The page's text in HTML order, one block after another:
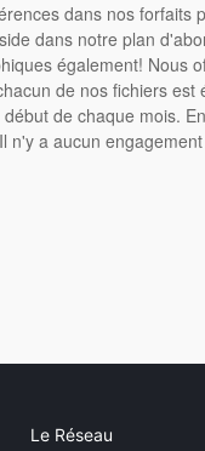
dans nos
dans notre plan
également! Nous
de nos fichiers
de chaque mois.
n'y a aucun
Le Réseau